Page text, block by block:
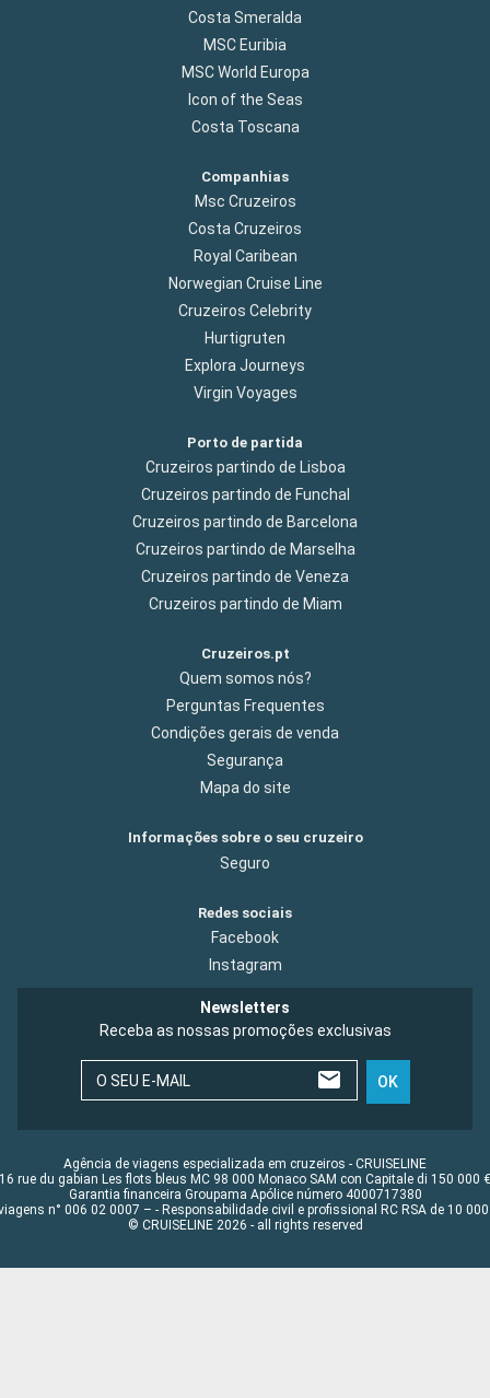
Costa Smeralda
MSC Euribia
MSC World Europa
Icon of the Seas
Costa Toscana
Companhias
Msc Cruzeiros
Costa Cruzeiros
Royal Caribean
Norwegian Cruise Line
Cruzeiros Celebrity
Hurtigruten
Explora Journeys
Virgin Voyages
Porto de partida
Cruzeiros partindo de Lisboa
Cruzeiros partindo de Funchal
Cruzeiros partindo de Barcelona
Cruzeiros partindo de Marselha
Cruzeiros partindo de Veneza
Cruzeiros partindo de Miam
Cruzeiros.pt
Quem somos nós?
Perguntas Frequentes
Condições gerais de venda
Segurança
Mapa do site
Informações sobre o seu cruzeiro
Seguro
Redes sociais
Facebook
Instagram
Newsletters
Receba as nossas promoções exclusivas
O SEU E-MAIL OK
Agência de viagens especializada em cruzeiros - CRUISELINE
16 rue du gabian Les flots bleus MC 98 000 Monaco SAM con Capitale di 150 000 €
Garantia financeira Groupama Apólice número 4000717380
n° 006 02 0007 – - Responsabilidade civil e profissional RC RSA de 10 000
© CRUISELINE 2026 - all rights reserved